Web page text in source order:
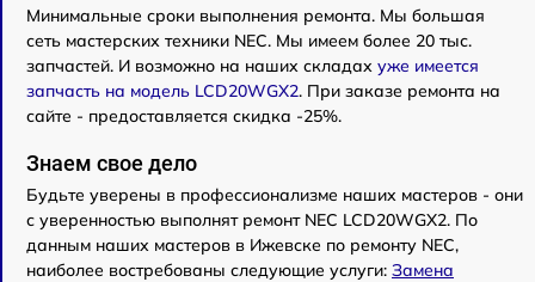
Минимальные сроки выполнения ремонта. Мы большая
сеть мастерских техники NEC. Мы имеем более 20 тыс.
запчастей. И возможно на наших складах уже имеется
запчасть на модель LCD20WGX2. При заказе ремонта на
сайте - предоставляется скидка -25%.
Знаем свое дело
Будьте уверены в профессионализме наших мастеров - они
с уверенностью выполнят ремонт NEC LCD20WGX2. По
данным наших мастеров в Ижевске по ремонту NEC,
наиболее востребованы следующие услуги: Замена